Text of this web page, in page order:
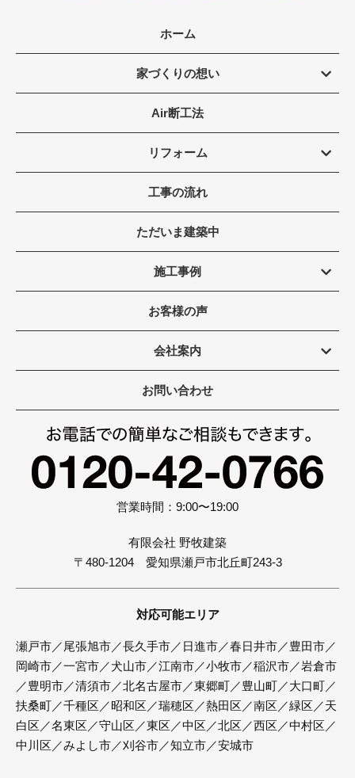
ホーム
家づくりの想い
Air断工法
リフォーム
工事の流れ
ただいま建築中
施工事例
お客様の声
会社案内
お問い合わせ
営業時間：9:00〜19:00
有限会社 野牧建築
〒480-1204 愛知県瀬戸市北丘町243-3
対応可能エリア
瀬戸市／尾張旭市／長久手市／日進市／春日井市／豊田市／
岡崎市／一宮市／犬山市／江南市／小牧市／稲沢市／岩倉市
／豊明市／清須市／北名古屋市／東郷町／豊山町／大口町／
扶桑町／千種区／昭和区／瑞穂区／熱田区／南区／緑区／天
白区／名東区／守山区／東区／中区／北区／西区／中村区／
中川区／みよし市／刈谷市／知立市／安城市